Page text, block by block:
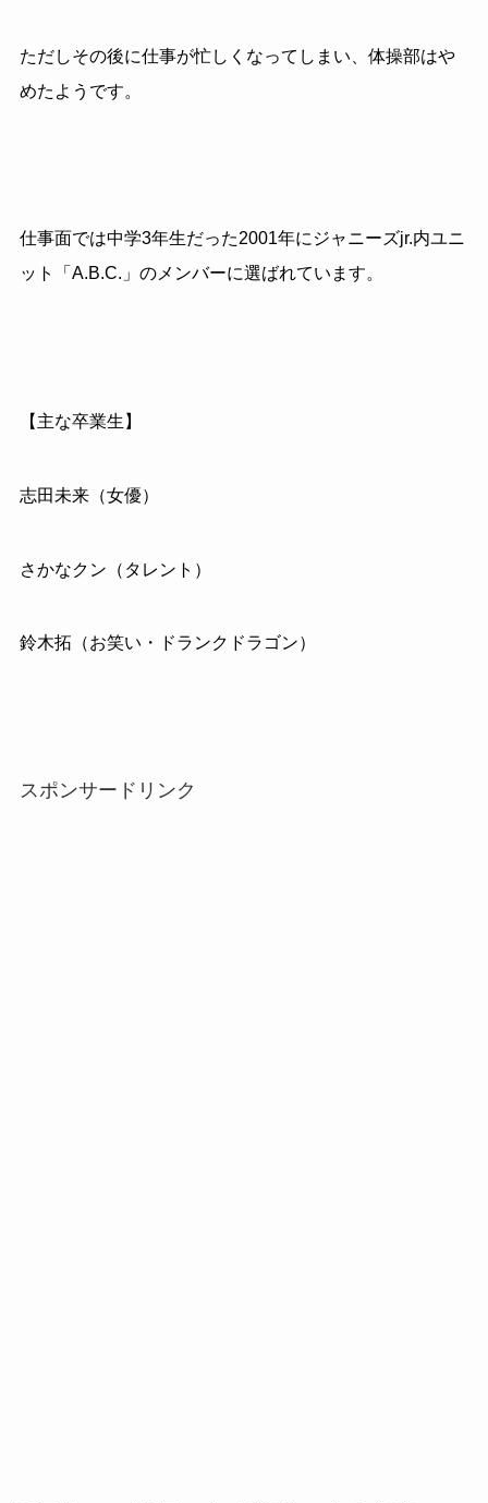
ただしその後に仕事が忙しくなってしまい、体操部はや
めたようです。
仕事面では中学3年生だった2001年にジャニーズjr.内ユニ
ット「A.B.C.」のメンバーに選ばれています。
【主な卒業生】
志田未来（女優）
さかなクン（タレント）
鈴木拓（お笑い・ドランクドラゴン）
スポンサードリンク